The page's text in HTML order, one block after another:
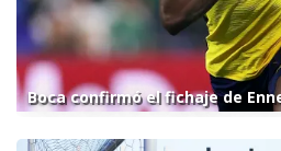
Boca confirmó el fichaje de